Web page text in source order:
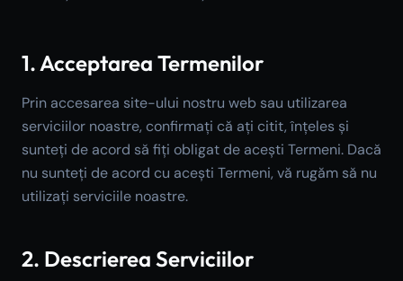
1. Acceptarea Termenilor
Prin accesarea site-ului nostru web sau utilizarea
serviciilor noastre, confirmați că ați citit, înțeles și
sunteți de acord să fiți obligat de acești Termeni. Dacă
nu sunteți de acord cu acești Termeni, vă rugăm să nu
utilizați serviciile noastre.
2. Descrierea Serviciilor